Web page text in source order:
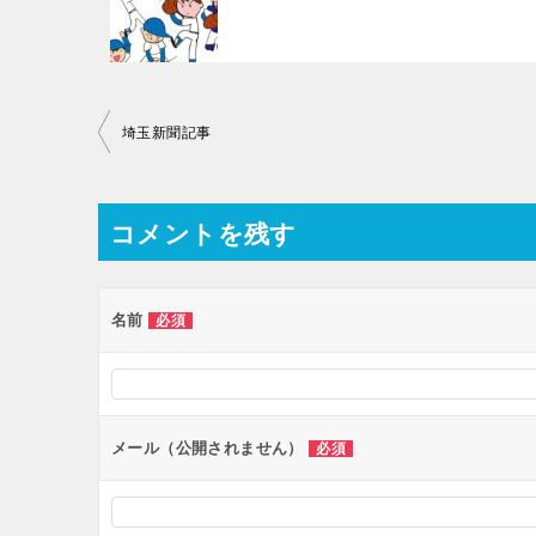
投
ナ
ビ
ー
ョ
ン
埼玉新聞記事
コメントを残す
名前 必須
メール（公開されません） 必須